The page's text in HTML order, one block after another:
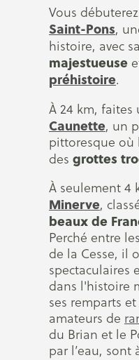
Vous
Saint-Pons,
histoire, avec sa
majestueuse
préhistoire.
À 24 km, faites
Caunette, un
pittoresque où
des grottes
À seulement 4
Minerve,
beaux de
Perché entre
de la Cesse, il
spectaculaires
dans l'histoire
ses remparts
amateurs de
du Brian et le
par l’eau, sont